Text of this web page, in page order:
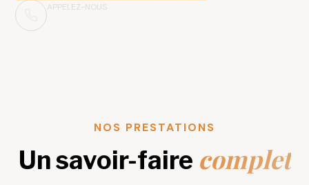
APPELEZ-NOUS
NOS PRESTATIONS
Un savoir-faire complet